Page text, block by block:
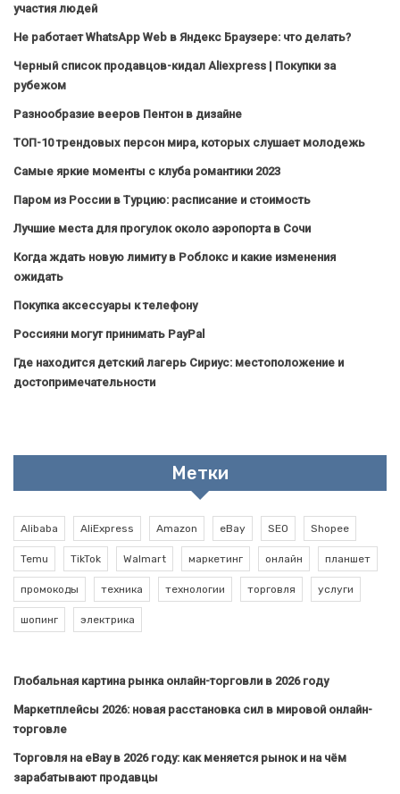
участия людей
Не работает WhatsApp Web в Яндекс Браузере: что делать?
Черный список продавцов-кидал Aliexpress | Покупки за
рубежом
Разнообразие вееров Пентон в дизайне
ТОП-10 трендовых персон мира, которых слушает молодежь
Самые яркие моменты с клуба романтики 2023
Паром из России в Турцию: расписание и стоимость
Лучшие места для прогулок около аэропорта в Сочи
Когда ждать новую лимиту в Роблокс и какие изменения
ожидать
Покупка аксессуары к телефону
Россияни могут принимать PayPal
Где находится детский лагерь Сириус: местоположение и
достопримечательности
Метки
Alibaba AliExpress Amazon eBay SEO Shopee
Temu TikTok Walmart маркетинг онлайн планшет
промокоды техника технологии торговля услуги
шопинг электрика
Глобальная картина рынка онлайн-торговли в 2026 году
Маркетплейсы 2026: новая расстановка сил в мировой онлайн-
торговле
Торговля на eBay в 2026 году: как меняется рынок и на чём
зарабатывают продавцы